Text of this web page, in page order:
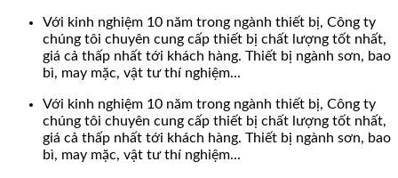
Với kinh nghiệm 10 năm trong ngành thiết bị, Công ty
chúng tôi chuyên cung cấp thiết bị chất lượng tốt nhất,
giá cả thấp nhất tới khách hàng. Thiết bị ngành sơn, bao
bì, may mặc, vật tư thí nghiệm...
Với kinh nghiệm 10 năm trong ngành thiết bị, Công ty
chúng tôi chuyên cung cấp thiết bị chất lượng tốt nhất,
giá cả thấp nhất tới khách hàng. Thiết bị ngành sơn, bao
bì, may mặc, vật tư thí nghiệm...